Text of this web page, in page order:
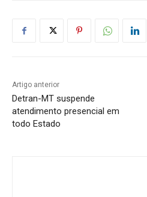
Artigo anterior
Detran-MT suspende
atendimento presencial em
todo Estado